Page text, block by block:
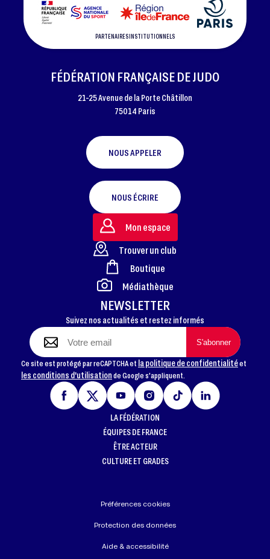
PARTENAIRES INSTITUTIONNELS
FOOTER
FÉDÉRATION FRANÇAISE DE JUDO
21-25 Avenue de la Porte Châtillon
75014 Paris
NOUS APPELER
NOUS ÉCRIRE
NEWSLETTER
Suivez nos actualités et restez informés
Ce site est protégé par reCAPTCHA et la politique de confidentialitéet
les conditions d'utilisationde Google s'appliquent.
Mon espace
Trouver un club
Boutique
Médiathèque
LA FÉDÉRATION
ÉQUIPES DE FRANCE
ÊTRE ACTEUR
CULTURE ET GRADES
Préférences cookies
Protection des données
Aide & accessibilité